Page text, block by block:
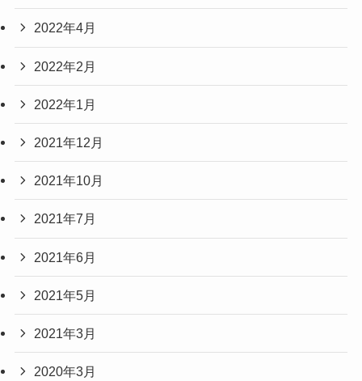
2022年4月
2022年2月
2022年1月
2021年12月
2021年10月
2021年7月
2021年6月
2021年5月
2021年3月
2020年3月